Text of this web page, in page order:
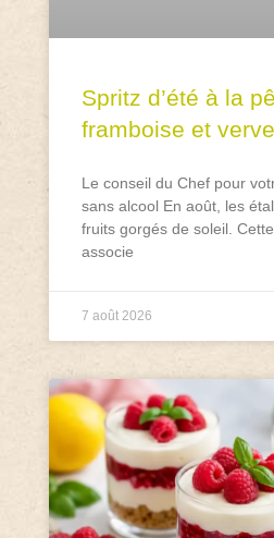
Spritz d’été à la
framboise et
Le conseil du Chef pour
sans alcool En août, les
fruits gorgés de soleil.
associe
7 août 2026